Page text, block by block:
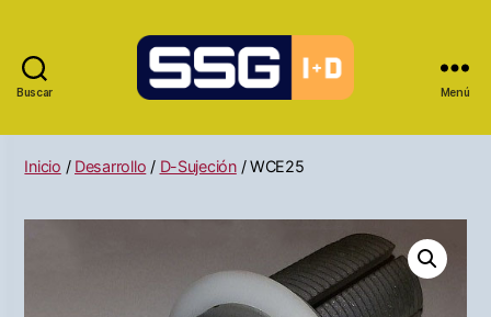
Buscar Menú
Inicio / Desarrollo / D-Sujeción/ WCE25